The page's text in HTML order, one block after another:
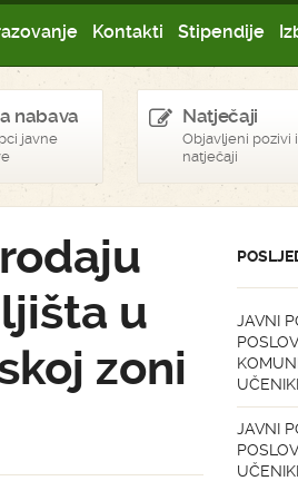
Kontakti Stipendije
nabava
javne
Natječaji
Objavljeni pozivi i
natječaji
u
zoni
JAVNI
JAVNI